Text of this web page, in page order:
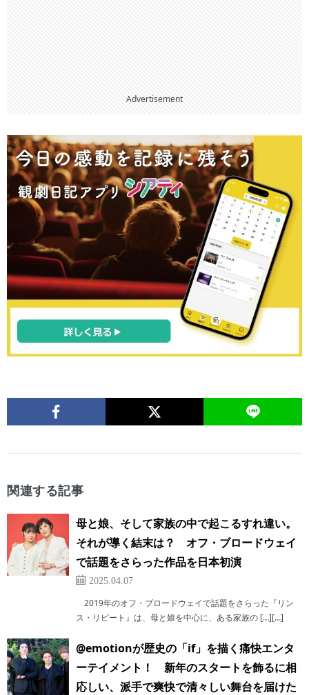
Advertisement
関連する記事
母と娘、そして家族の中で起こるすれ違い。
それが導く結末は？ オフ・ブロードウェイ
で話題をさらった作品を日本初演
2025.04.07
2019年のオフ・ブロードウェイで話題をさらった『リン
ス・リピート』は、母と娘を中心に、ある家族の […][…]
@emotionが歴史の「if」を描く痛快エンタ
ーテイメント！ 新年のスタートを飾るに相
応しい、派手で爽快で清々しい舞台を届けた